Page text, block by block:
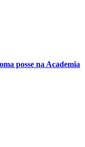
posse na Academia